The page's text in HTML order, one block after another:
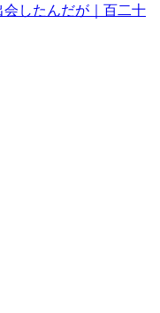
したんだが｜百二十